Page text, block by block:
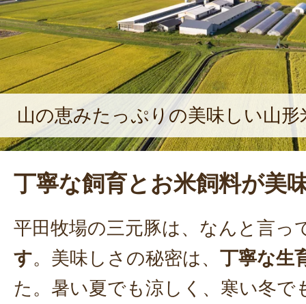
山の恵みたっぷりの美味しい山形
丁寧な飼育とお米飼料が美
平田牧場の三元豚は、なんと言っ
す。美味しさの秘密は、 丁寧な生
た。暑い夏でも涼しく、寒い冬で